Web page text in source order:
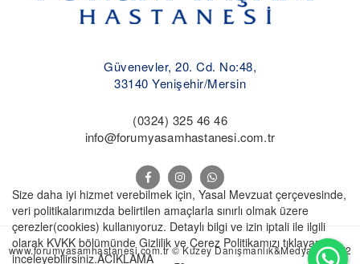
Güvenevler, 20. Cd. No:48,
33140 Yenişehir/Mersin
(0324) 325 46 46
info@forumyasamhastanesi.com.tr
www.forumyasamhastanesi.com.tr © Kuzey Danışmanlık&Medya- 596 72
Size daha iyi hizmet verebilmek için, Yasal Mevzuat çerçevesinde,
veri politikalarımızda belirtilen amaçlarla sınırlı olmak üzere
çerezler(cookies) kullanıyoruz. Detaylı bilgi ve izin iptali ile ilgili
olarak KVKK bölümünde Gizlilik ve Çerez Politikamızı tıklayarak
inceleyebilirsiniz.ACIKLAMA